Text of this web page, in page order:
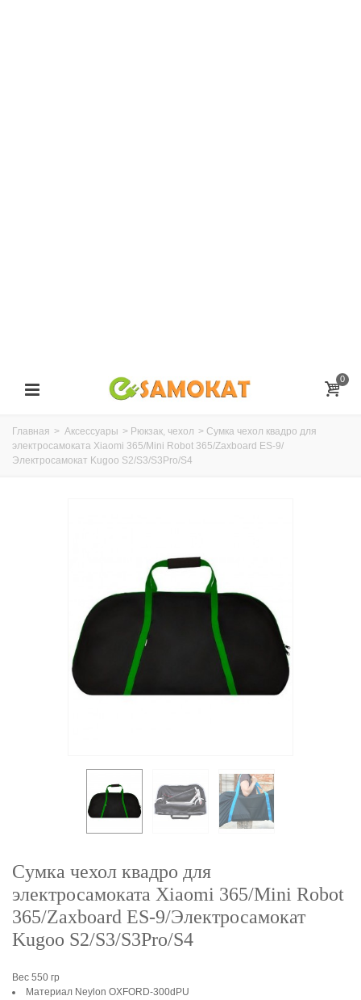
0
Главная > Аксессуары > Рюкзак, чехол > Cумка чехол квадро для
электросамоката Xiaomi 365/Mini Robot 365/Zaxboard ES-9/
Электросамокат Kugoo S2/S3/S3Pro/S4
Cумка чехол квадро для
электросамоката Xiaomi 365/Mini Robot
365/Zaxboard ES-9/Электросамокат
Kugoo S2/S3/S3Pro/S4
Вес 550 гр
Материал Neylon OXFORD-300dPU